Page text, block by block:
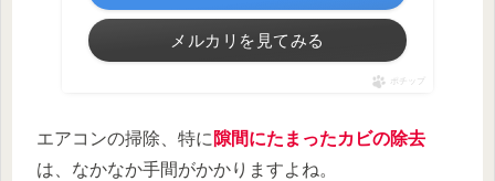
メルカリを見てみる
ポチップ
エアコンの掃除、特に 隙間にたまったカビの除去
は、なかなか手間がかかりますよね。